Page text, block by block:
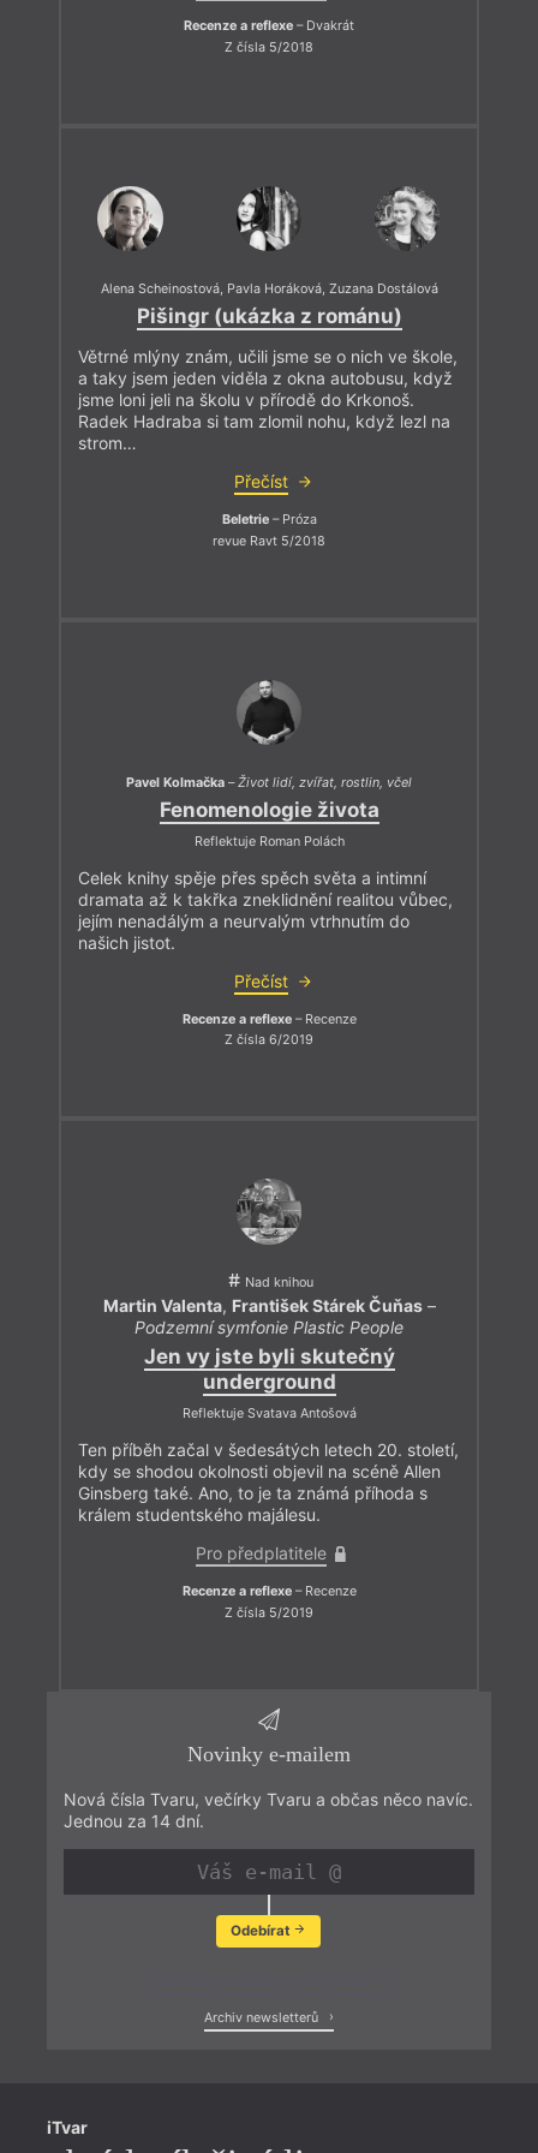
Recenze a reflexe – Dvakrát
Z čísla 5/2018
Alena Scheinostová, Pavla Horáková, Zuzana Dostálová
Pišingr (ukázka z románu)
Větrné mlýny znám, učili jsme se o nich ve škole,
a taky jsem jeden viděla z okna autobusu, když
jsme loni jeli na školu v přírodě do Krkonoš.
Radek Hadraba si tam zlomil nohu, když lezl na
strom…
Přečíst
Beletrie– Próza
revue Ravt 5/2018
Pavel Kolmačka –Život lidí, zvířat, rostlin, včel
Fenomenologie života
Reflektuje Roman Polách
Celek knihy spěje přes spěch světa a intimní
dramata až k takřka zneklidnění realitou vůbec,
jejím nenadálým a neurvalým vtrhnutím do
našich jistot.
Přečíst
Recenze a reflexe– Recenze
Z čísla 6/2019
Nad knihou
Martin Valenta, František Stárek Čuňas–
Podzemní symfonie Plastic People
Jen vy jste byli skutečný
underground
Reflektuje Svatava Antošová
Ten příběh začal v šedesátých letech 20. století,
kdy se shodou okolnosti objevil na scéně Allen
Ginsberg také. Ano, to je ta známá příhoda s
králem studentského majálesu.
Pro předplatitele
Recenze a reflexe– Recenze
Z čísla 5/2019
Novinky e-mailem
Nová čísla Tvaru, večírky Tvaru a občas něco navíc.
Jednou za 14 dní.
Odebírat
Archiv newsletterů
iTvar